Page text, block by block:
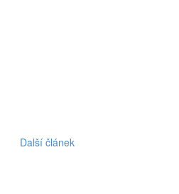
Další článek